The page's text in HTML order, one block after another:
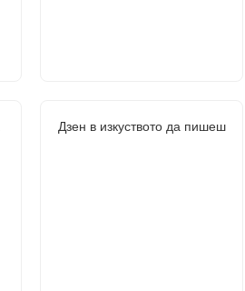
Дзен в изкуството да пишеш